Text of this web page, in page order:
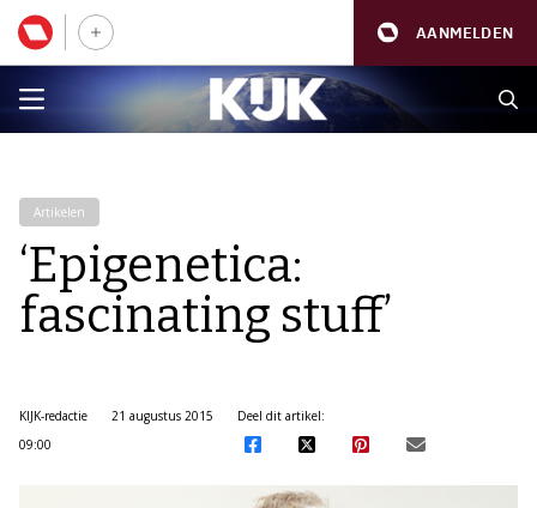
AANMELDEN
Artikelen
‘Epigenetica:
fascinating stuff’
KIJK-redactie
21 augustus 2015
09:00
Deel dit artikel: